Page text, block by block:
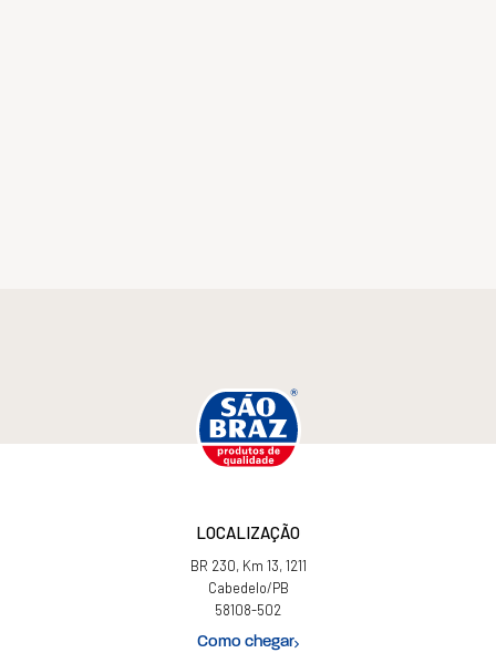
LOCALIZAÇÃO
BR 230, Km 13, 1211
Cabedelo/PB
58108-502
Como chegar